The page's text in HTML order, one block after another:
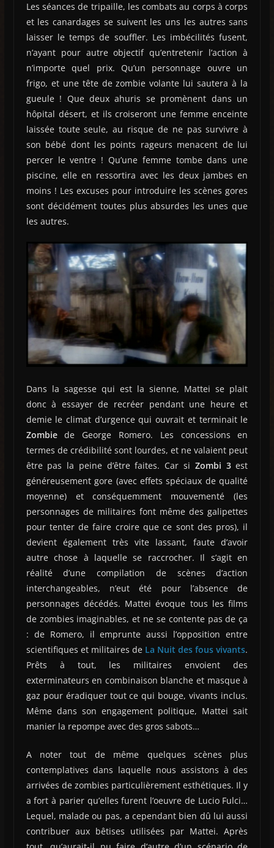
Les séances de tripaille, les combats au corps à corps
et les canardages se suivent les uns les autres sans
laisser le temps de souffler. Les imbécilités fusent,
n’ayant pour autre objectif qu’entretenir l’action à
n’importe quel prix. Qu’un personnage ouvre un
frigo, et une tête de zombie volante lui sautera à la
gueule ! Que deux ahuris se promènent dans un
hôpital désert, et ils croiseront une femme enceinte
laissée toute seule, au risque de ne pas survivre à
son bébé dont les points rageurs menacent de lui
percer le ventre ! Qu’une femme tombe dans une
piscine, elle en ressortira avec les deux jambes en
moins ! Les excuses pour introduire les scènes gores
sont décidément toutes plus absurdes les unes que
les autres.
Dans la sagesse qui est la sienne, Mattei se plait
donc à essayer de recréer pendant une heure et
demie le climat d’urgence qui ouvrait et terminait le
Zombiede George Romero. Les concessions en
termes de crédibilité sont lourdes, et ne valaient peut
être pas la peine d’être faites. Car si Zombi 3est
généreusement gore (avec effets spéciaux de qualité
moyenne) et conséquemment mouvementé (les
personnages de militaires font même des galipettes
pour tenter de faire croire que ce sont des pros), il
devient également très vite lassant, faute d’avoir
autre chose à laquelle se raccrocher. Il s’agit en
réalité d’une compilation de scènes d’action
interchangeables, n’eut été pour l’absence de
personnages décédés. Mattei évoque tous les films
de zombies imaginables, et ne se contente pas de ça
: de Romero, il emprunte aussi l’opposition entre
scientifiques et militaires de La Nuit des fous vivants.
Prêts à tout, les militaires envoient des
exterminateurs en combinaison blanche et masque à
gaz pour éradiquer tout ce qui bouge, vivants inclus.
Même dans son engagement politique, Mattei sait
manier la repompe avec des gros sabots…
A noter tout de même quelques scènes plus
contemplatives dans laquelle nous assistons à des
arrivées de zombies particulièrement esthétiques. Il y
a fort à parier qu’elles furent l’oeuvre de Lucio Fulci…
Lequel, malade ou pas, a cependant bien dû lui aussi
contribuer aux bêtises utilisées par Mattei. Après